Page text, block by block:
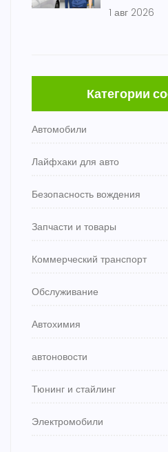
1 авг 2026
Категории
Автомобили
Лайфхаки для авто
Безопасность вождения
Запчасти и товары
Коммерческий транспорт
Обслуживание
Автохимия
автоновости
Тюнинг и стайлинг
Электромобили